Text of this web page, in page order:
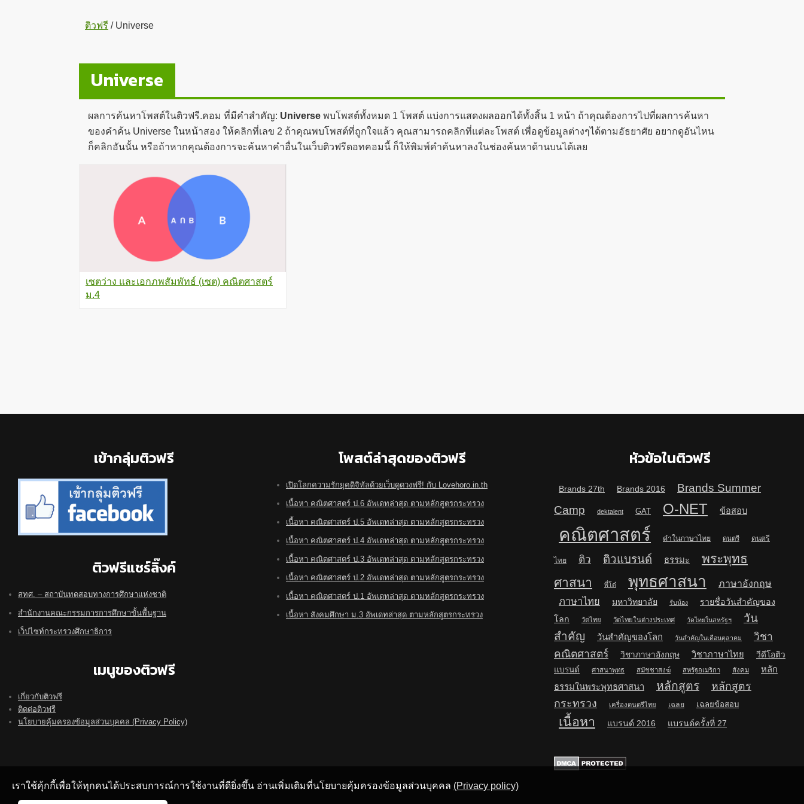
ติวฟรี /Universe
Universe
ผลการค้นหาโพสต์ในติวฟรี.คอม ที่มีคำสำคัญ: Universe พบโพสต์ทั้งหมด 1 โพสต์ แบ่งการแสดงผลออกได้ทั้งสิ้น 1 หน้า ถ้าคุณต้องการไปที่ผลการค้นหา
ของคำค้น Universe ในหน้าสอง ให้คลิกที่เลข 2 ถ้าคุณพบโพสต์ที่ถูกใจแล้ว คุณสามารถคลิกที่แต่ละโพสต์ เพื่อดูข้อมูลต่างๆได้ตามอัธยาศัย อยากดูอันไหน
ก็คลิกอันนั้น หรือถ้าหากคุณต้องการจะค้นหาคำอื่นในเว็บติวฟรีดอทคอมนี้ ก็ให้พิมพ์คำค้นหาลงในช่องค้นหาด้านบนได้เลย
เซตว่าง และเอกภพสัมพัทธ์ (เซต) คณิตศาสตร์
ม.4
เข้ากลุ่มติวฟรี
ติวฟรีแชร์ลิ๊งค์
สทศ. – สถาบันทดสอบทางการศึกษาแห่งชาติ
สำนักงานคณะกรรมการการศึกษาขั้นพื้นฐาน
เว็ปไซท์กระทรวงศึกษาธิการ
เมนูของติวฟรี
เกี่ยวกับติวฟรี
ติดต่อติวฟรี
นโยบายคุ้มครองข้อมูลส่วนบุคคล (Privacy Policy)
โพสต์ล่าสุดของติวฟรี
เปิดโลกความรักยุคดิจิทัลด้วยเว็บดูดวงฟรี! กับ Lovehoro.in.th
เนื้อหา คณิตศาสตร์ ป.6 อัพเดทล่าสุด ตามหลักสูตรกระทรวง
เนื้อหา คณิตศาสตร์ ป.5 อัพเดทล่าสุด ตามหลักสูตรกระทรวง
เนื้อหา คณิตศาสตร์ ป.4 อัพเดทล่าสุด ตามหลักสูตรกระทรวง
เนื้อหา คณิตศาสตร์ ป.3 อัพเดทล่าสุด ตามหลักสูตรกระทรวง
เนื้อหา คณิตศาสตร์ ป.2 อัพเดทล่าสุด ตามหลักสูตรกระทรวง
เนื้อหา คณิตศาสตร์ ป.1 อัพเดทล่าสุด ตามหลักสูตรกระทรวง
เนื้อหา สังคมศึกษา ม.3 อัพเดทล่าสุด ตามหลักสูตรกระทรวง
หัวข้อในติวฟรี
Brands 27th Brands 2016
Brands Summer
Camp
dektalent GAT O-NET ข้อสอบ
คณิตศาสตร์ คำในภาษาไทย ดนตรี ดนตรี
ไทย ติว ติวแบรนด์ ธรรมะ
พระพุทธ
ศาสนา
พี่โต๋ พุทธศาสนา ภาษาอังกฤษ
ภาษาไทย มหาวิทยาลัย รับน้อง
รายชื่อวันสำคัญของ
โลก
วัดไทย วัดไทยในต่างประเทศ วัดไทยในสหรัฐฯ
วัน
สำคัญ
วันสำคัญของโลก วันสำคัญในเดือนตุลาคม
วิชา
คณิตศาสตร์
วิชาภาษาอังกฤษ วิชาภาษาไทย
วีดีโอติว
แบรนด์
ศาสนาพุทธ สมัชชาสงฆ์ สหรัฐอเมริกา สังคม
หลัก
ธรรมในพระพุทธศาสนา
หลักสูตร
หลักสูตร
กระทรวง
เครื่องดนตรีไทย เฉลย เฉลยข้อสอบ
เนื้อหา แบรนด์ 2016 แบรนด์ครั้งที่ 27
เราใช้คุ้กกี้เพื่อให้ทุกคนได้ประสบการณ์การใช้งานที่ดียิ่งขึ้น อ่านเพิ่มเติมที่นโยบายคุ้มครองข้อมูลส่วนบุคคล (Privacy policy)